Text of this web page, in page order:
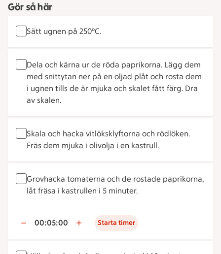
Gör så här
Sätt ugnen på 250°C.
Dela och kärna ur de röda paprikorna. Lägg dem
med snittytan ner på en oljad plåt och rosta dem
i ugnen tills de är mjuka och skalet fått färg. Dra
av skalen.
Skala och hacka vitlöksklyftorna och rödlöken.
Fräs dem mjuka i olivolja i en kastrull.
Grovhacka tomaterna och de rostade paprikorna,
låt fräsa i kastrullen i 5 minuter.
00:05:00 Starta timer